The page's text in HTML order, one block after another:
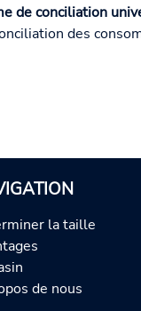
de conciliation
des
la taille
de nous